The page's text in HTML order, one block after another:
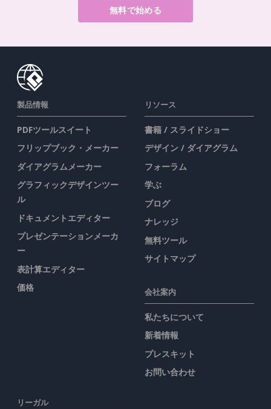
無料で始める
製品情報
PDFツールスイート
フリップブック・メーカー
ダイアグラムメーカー
グラフィックデザインツー
ル
ドキュメントエディター
プレゼンテーションメーカ
ー
表計算エディター
価格
リソース
書籍 / スライドショー
デザイン / ダイアグラム
フォーラム
学ぶ
ブログ
ナレッジ
無料ツール
サイトマップ
会社案内
私たちについて
新着情報
プレスキット
お問い合わせ
リーガル